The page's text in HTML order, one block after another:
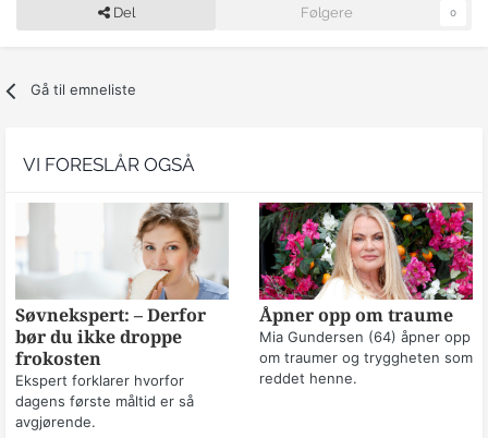
Del Følgere 0
Gå til emneliste
VI FORESLÅR OGSÅ
Søvnekspert: – Derfor
bør du ikke droppe
frokosten
Ekspert forklarer hvorfor
dagens første måltid er så
avgjørende.
Åpner opp om traume
Mia Gundersen (64) åpner opp
om traumer og tryggheten som
reddet henne.